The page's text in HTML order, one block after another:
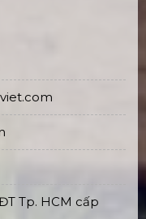
Tp. HCM cấp